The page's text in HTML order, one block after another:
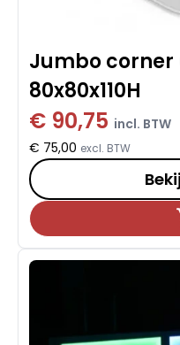
Jumbo
80x80x110H
€ 90,75 incl. BTW
€ 75,00 excl. BTW